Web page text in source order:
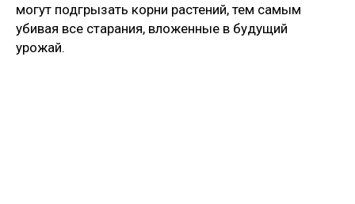
могут подгрызать корни растений, тем самым
убивая все старания, вложенные в будущий
урожай.